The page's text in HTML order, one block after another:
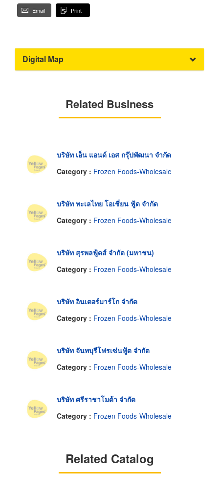
Email Print
Digital Map
Related Business
บริษัท เอ็น แอนด์ เอส กรุ๊ปพัฒนา จำกัด
Category : Frozen Foods-Wholesale
บริษัท ทะเลไทย โอเชี่ยน ฟู้ด จำกัด
Category : Frozen Foods-Wholesale
บริษัท สุรพลฟู้ดส์ จำกัด (มหาชน)
Category : Frozen Foods-Wholesale
บริษัท อินเตอร์มาร์โก จำกัด
Category : Frozen Foods-Wholesale
บริษัท จันทบุรีโฟรเซ่นฟู้ด จำกัด
Category : Frozen Foods-Wholesale
บริษัท ศรีราชาโมด้า จำกัด
Category : Frozen Foods-Wholesale
Related Catalog